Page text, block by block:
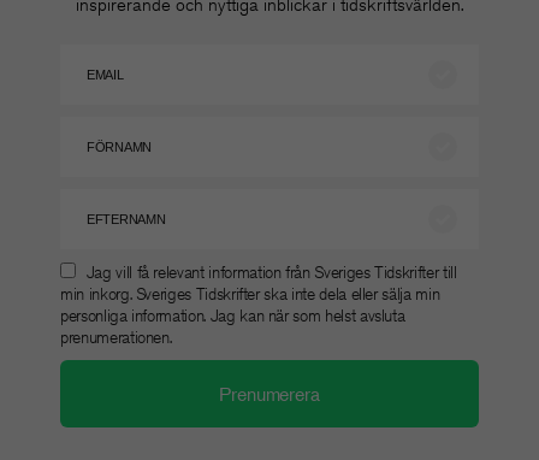
Jag vill få relevant information från Sveriges Tidskrifter till
min inkorg. Sveriges Tidskrifter ska inte dela eller sälja min
personliga information. Jag kan när som helst avsluta
prenumerationen.